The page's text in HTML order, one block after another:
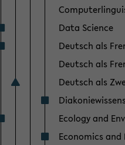
Data Science
Deutsch als
Deutsch als
Deutsch als
Ecology and
Economics